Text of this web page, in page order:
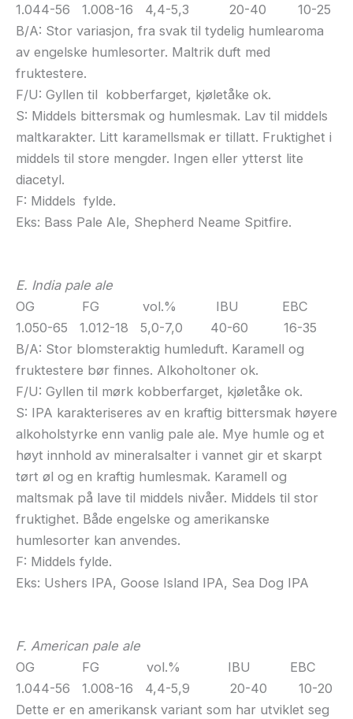
1.044-56 1.008-16 4,4-5,3 20-40 10-25
B/A: Stor variasjon, fra svak til tydelig humlearoma
av engelske humlesorter. Maltrik duft med
fruktestere.
F/U: Gyllen til kobberfarget, kjøletåke ok.
S: Middels bittersmak og humlesmak. Lav til middels
maltkarakter. Litt karamellsmak er tillatt. Fruktighet i
middels til store mengder. Ingen eller ytterst lite
diacetyl.
F: Middels fylde.
Eks: Bass Pale Ale, Shepherd Neame Spitfire.
E. India pale ale
OG FG vol.% IBU EBC
1.050-65 1.012-18 5,0-7,0 40-60 16-35
B/A: Stor blomsteraktig humleduft. Karamell og
fruktestere bør finnes. Alkoholtoner ok.
F/U: Gyllen til mørk kobberfarget, kjøletåke ok.
S: IPA karakteriseres av en kraftig bittersmak høyere
alkoholstyrke enn vanlig pale ale. Mye humle og et
høyt innhold av mineralsalter i vannet gir et skarpt
tørt øl og en kraftig humlesmak. Karamell og
maltsmak på lave til middels nivåer. Middels til stor
fruktighet. Både engelske og amerikanske
humlesorter kan anvendes.
F: Middels fylde.
Eks: Ushers IPA, Goose Island IPA, Sea Dog IPA
F. American pale ale
OG FG vol.% IBU EBC
1.044-56 1.008-16 4,4-5,9 20-40 10-20
Dette er en amerikansk variant som har utviklet seg